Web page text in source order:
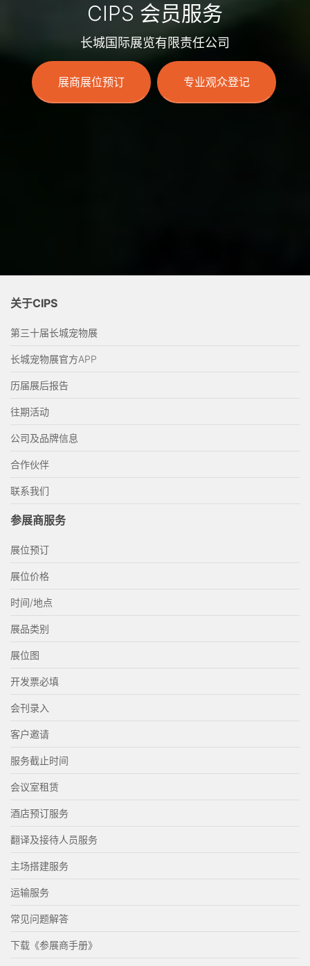
CIPS 会员服务
长城国际展览有限责任公司
展商展位预订 专业观众登记
关于CIPS
第三十届长城宠物展
长城宠物展官方APP
历届展后报告
往期活动
公司及品牌信息
合作伙伴
联系我们
参展商服务
展位预订
展位价格
时间/地点
展品类别
展位图
开发票必填
会刊录入
客户邀请
服务截止时间
会议室租赁
酒店预订服务
翻译及接待人员服务
主场搭建服务
运输服务
常见问题解答
下载《参展商手册》